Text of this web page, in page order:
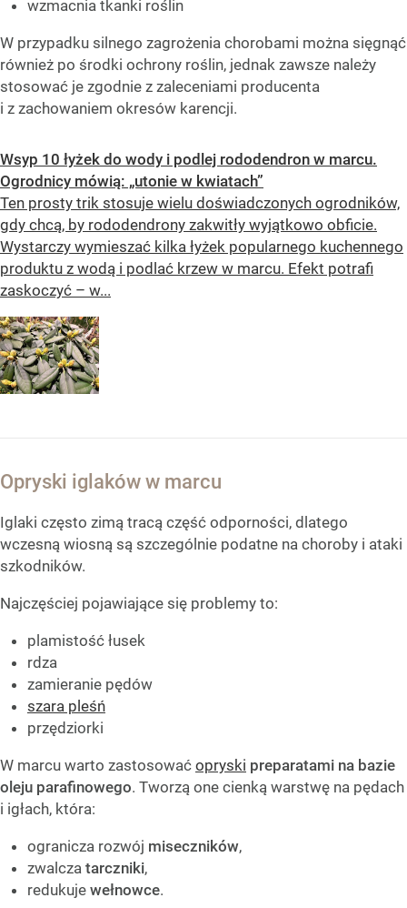
wzmacnia tkanki roślin
W przypadku silnego zagrożenia chorobami można sięgnąć
również po środki ochrony roślin, jednak zawsze należy
stosować je zgodnie z zaleceniami producenta
i z zachowaniem okresów karencji.
Wsyp 10 łyżek do wody i podlej rododendron w marcu.
Ogrodnicy mówią: „utonie w kwiatach”
Ten prosty trik stosuje wielu doświadczonych ogrodników,
gdy chcą, by rododendrony zakwitły wyjątkowo obficie.
Wystarczy wymieszać kilka łyżek popularnego kuchennego
produktu z wodą i podlać krzew w marcu. Efekt potrafi
zaskoczyć – w...
Opryski iglaków w marcu
Iglaki często zimą tracą część odporności, dlatego
wczesną wiosną są szczególnie podatne na choroby i ataki
szkodników.
Najczęściej pojawiające się problemy to:
plamistość łusek
rdza
zamieranie pędów
szara pleśń
przędziorki
W marcu warto zastosować opryski preparatami na bazie
oleju parafinowego. Tworzą one cienką warstwę na pędach
i igłach, która:
ogranicza rozwój miseczników,
zwalcza tarczniki,
redukuje wełnowce.